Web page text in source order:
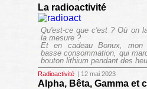
La radioactivité
Qu'est-ce que c'est ? Où on
la mesure ?
Et en cadeau Bonux, mon
basse consommation, qui
bouton lithium pendant des
Radioactivité | 12 mai 2023
Alpha, Bêta, Gamma et